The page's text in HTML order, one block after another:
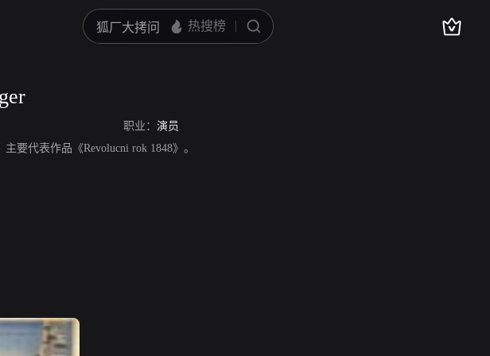
职业： 演员
主要代表作品《Revolucni rok 1848》。